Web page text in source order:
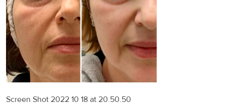
Screen Shot 2022 10 18 at 20.50.50